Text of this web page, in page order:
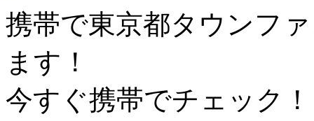
携帯で東京都タウンフ
ます！
今すぐ携帯でチェック！